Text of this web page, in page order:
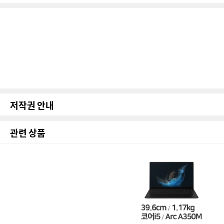
저작권 안내
관련 상품